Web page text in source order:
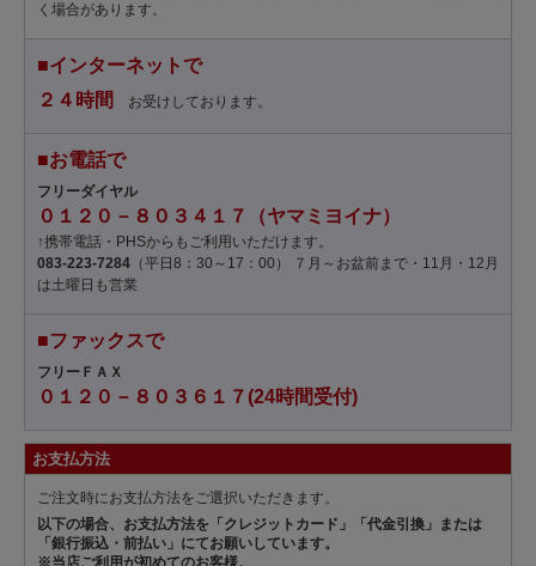
く場合があります。
■インターネットで
２４時間
お受けしております。
■お電話で
フリーダイヤル
０１２０－８０３４１７（ヤマミヨイナ）
↑携帯電話・PHSからもご利用いただけます。
083-223-7284 （平日8：30～17：00） ７月～お盆前まで・11月・12月
は土曜日も営業
■ファックスで
フリーＦＡＸ
０１２０－８０３６１７(24時間受付)
お支払方法
ご注文時にお支払方法をご選択いただきます。
以下の場合、お支払方法を「クレジットカード」「代金引換」または
「銀行振込・前払い」にてお願いしています。
※当店ご利用が初めてのお客様。